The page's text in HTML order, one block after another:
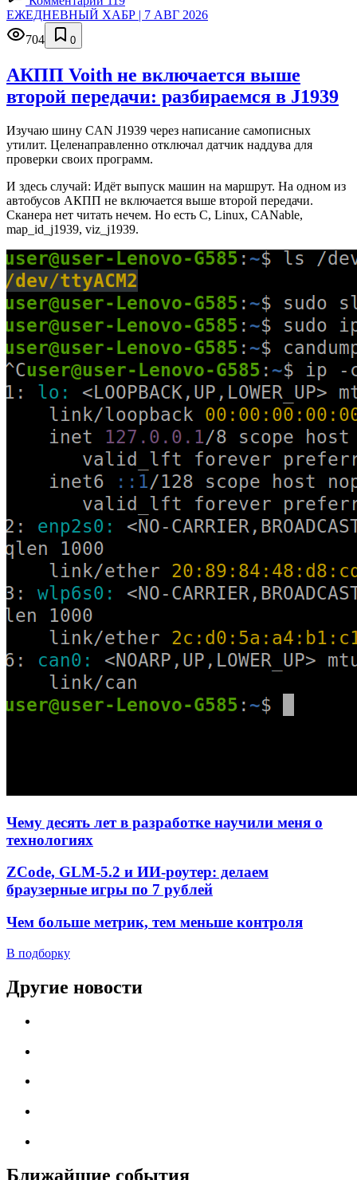
ЕЖЕДНЕВНЫЙ ХАБР | 7 АВГ 2026
704
0
АКПП Voith не включается выше
второй передачи: разбираемся в J1939
Изучаю шину CAN J1939 через написание самописных
утилит. Целенаправленно отключал датчик наддува для
проверки своих программ.
И здесь случай: Идёт выпуск машин на маршрут. На одном из
автобусов АКПП не включается выше второй передачи.
Сканера нет читать нечем. Но есть C, Linux, CANable,
map_id_j1939, viz_j1939.
Чему десять лет в разработке научили меня о
технологиях
ZCode, GLM-5.2 и ИИ-роутер: делаем
браузерные игры по 7 рублей
Чем больше метрик, тем меньше контроля
В подборку
Другие новости
Ближайшие события